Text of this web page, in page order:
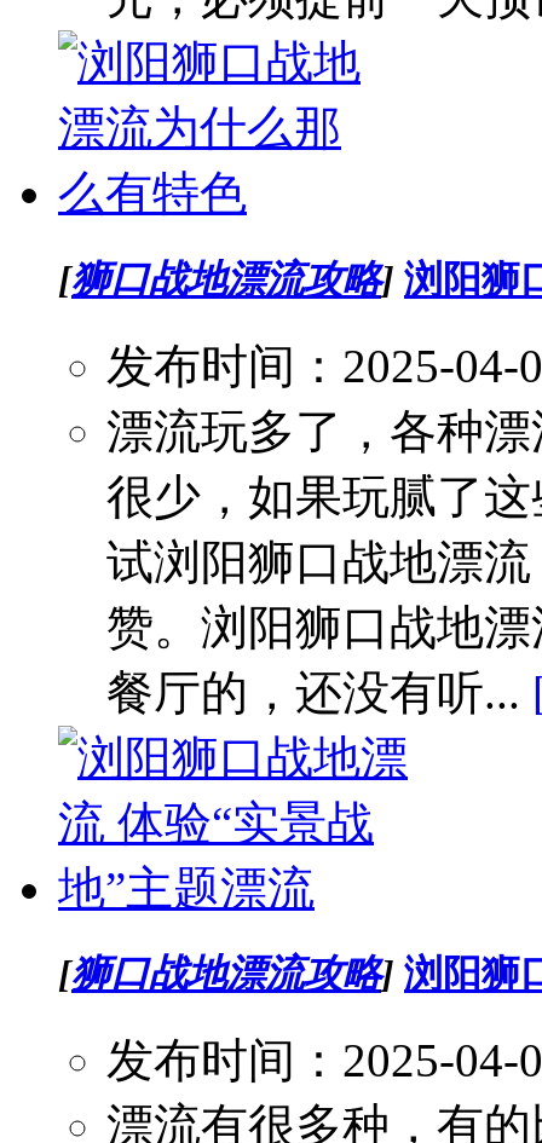
[狮口战地漂流攻略] 浏阳狮
发布时间：2025-04-
漂流玩多了，各种
很少，如果玩腻了
试浏阳狮口战地漂
赞。浏阳狮口战地
餐厅的，还没有听...
[狮口战地漂流攻略] 浏阳狮
发布时间：2025-04-
漂流有很多种，有